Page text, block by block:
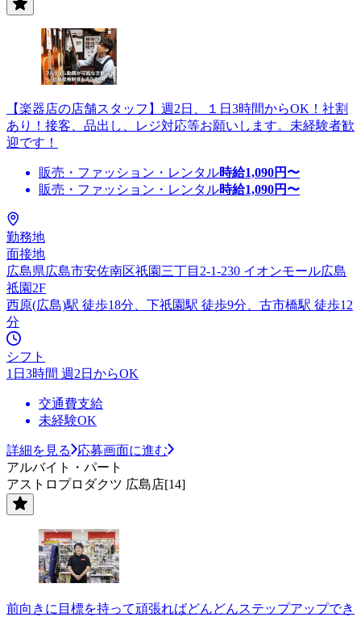
【楽器店の店舗スタッフ】週2日、１日3時間からOK！社割
あり！接客、品出し、レジ対応等お願いします。未経験者歓
迎です！
販売・ファッション・レンタル時給1,090円〜
販売・ファッション・レンタル時給1,090円〜
勤務地
面接地
広島県広島市安佐南区祇園三丁目2-1-230 イオンモール広島
祗園2F
西原(広島)駅 徒歩18分、下祇園駅 徒歩9分、古市橋駅 徒歩12
分
シフト
1日3時間 週2日からOK
交通費支給
未経験OK
詳細を見る
応募画面に進む
アルバイト・パート
アストロプロダクツ 広島店[14]
前向きに目標を持って頑張ればどんどんステップアップでき